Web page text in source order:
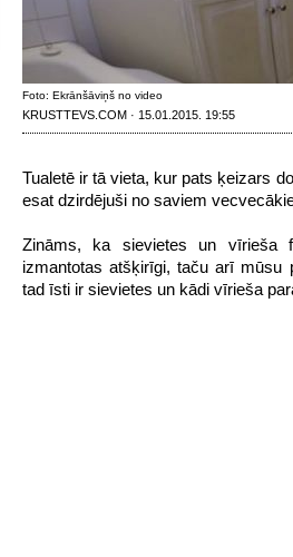
Foto: Ekrānšāviņš no video
KRUSTTEVS.COM · 15.01.2015. 19:55
Tualetē ir tā vieta, kur pats ķeizars
esat dzirdējuši no saviem
Zināms, ka sievietes un vīrieša
izmantotas atšķirīgi, taču arī mūsu
tad īsti ir sievietes un kādi vīrieša